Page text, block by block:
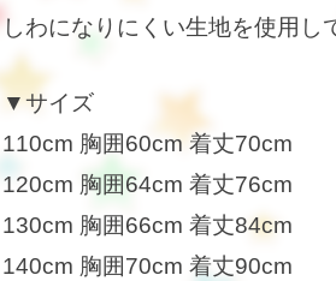
しわになりにくい生地を使用し
▼サイズ
110cm 胸囲60cm 着丈70cm
120cm 胸囲64cm 着丈76cm
130cm 胸囲66cm 着丈84cm
140cm 胸囲70cm 着丈90cm